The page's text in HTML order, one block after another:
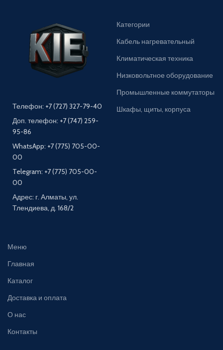
Телефон: +7 (727) 327-79-40
Доп. телефон: +7 (747) 259-
95-86
WhatsApp: +7 (775) 705-00-
00
Telegram: +7 (775) 705-00-
00
Адрес: г. Алматы, ул.
Тлендиева, д. 168/2
Категории
Кабель нагревательный
Климатическая техника
Низковольтное оборудование
Промышленные коммутаторы
Шкафы, щиты, корпуса
Меню
Главная
Каталог
Доставка и оплата
О нас
Контакты